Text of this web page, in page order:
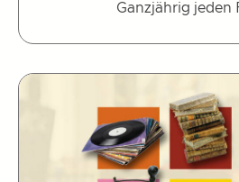
Ganzjährig jeden